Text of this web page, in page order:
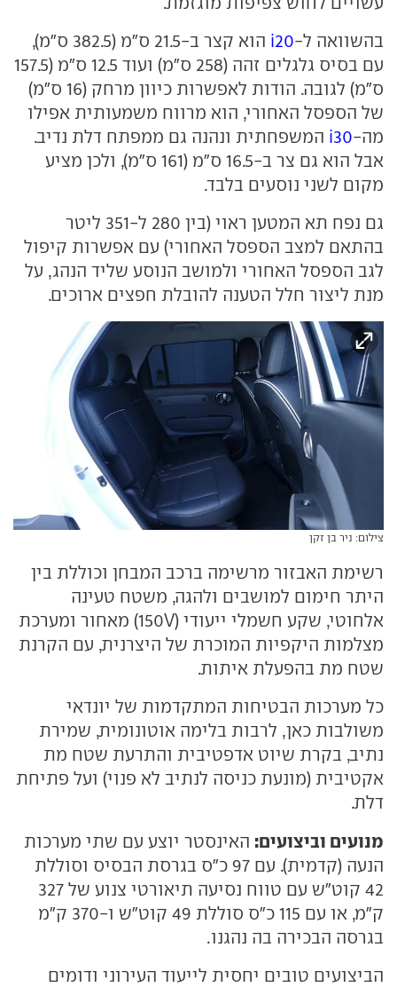
בהשוואה ל-i20
הוא קצר ב-21.5 ס"מ (382.5 ס"מ),
עם בסיס גלגלים זהה (258 ס"מ) ועוד 12.5 ס"מ (157.5
ס"מ) לגובה. הודות לאפשרות כיוון מרחק (16 ס"מ)
של הספסל האחורי, הוא מרווח משמעותית אפילו
מה-i30 המשפחתית ונהנה גם ממפתח דלת נדיב.
אבל הוא גם צר ב-16.5 ס"מ (161 ס"מ), ולכן מציע
מקום לשני נוסעים בלבד.
גם נפח תא המטען ראוי (בין 280 ל-351 ליטר
בהתאם למצב הספסל האחורי) עם אפשרות קיפול
לגב הספסל האחורי ולמושב הנוסע שליד הנהג, על
מנת ליצור חלל הטענה להובלת חפצים ארוכים.
צילום: ניר בן זקן
רשימת האבזור מרשימה ברכב המבחן וכוללת בין
היתר חימום למושבים ולהגה, משטח טעינה
אלחוטי, שקע חשמלי ייעודי (150V) מאחור ומערכת
מצלמות היקפיות המוכרת של היצרנית, עם הקרנת
שטח מת בהפעלת איתות.
כל מערכות הבטיחות המתקדמות של יונדאי
משולבות כאן, לרבות בלימה אוטונומית, שמירת
נתיב, בקרת שיוט אדפטיבית והתרעת שטח מת
אקטיבית (מונעת כניסה לנתיב לא פנוי) ועל פתיחת
דלת.
מנועים וביצועים: האינסטר יוצע עם שתי מערכות
הנעה (קדמית). עם 97 כ"ס בגרסת הבסיס וסוללת
42 קוט"ש עם טווח נסיעה תיאורטי צנוע של 327
ק"מ, או עם 115 כ"ס סוללת 49 קוט"ש ו-370 ק"מ
בגרסה הבכירה בה נהגנו.
הביצועים טובים יחסית לייעוד העירוני ודומים